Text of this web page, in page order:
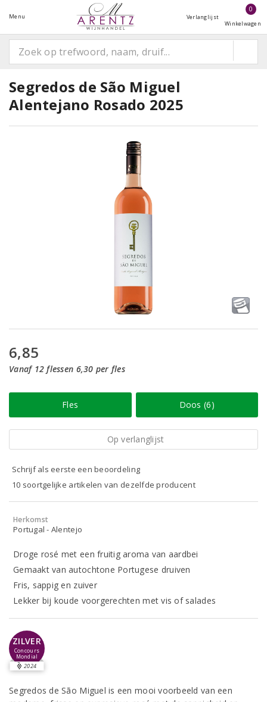
Menu Verlanglijst
0
Winkelwagen
Segredos de São Miguel
Alentejano Rosado 2025
6,85
Vanaf 12 flessen 6,30 per fles
Fles Doos (6)
Op verlanglijst
Schrijf als eerste een beoordeling
10 soortgelijke artikelen van dezelfde producent
Herkomst
Portugal - Alentejo
Droge rosé met een fruitig aroma van aardbei
Gemaakt van autochtone Portugese druiven
Fris, sappig en zuiver
Lekker bij koude voorgerechten met vis of salades
ZILVER
Concours
Mondial
2024
Segredos de São Miguel is een mooi voorbeeld van een